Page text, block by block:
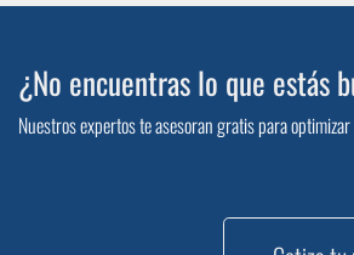
¿No encuentras lo que estás
Nuestros expertos te asesoran gratis para